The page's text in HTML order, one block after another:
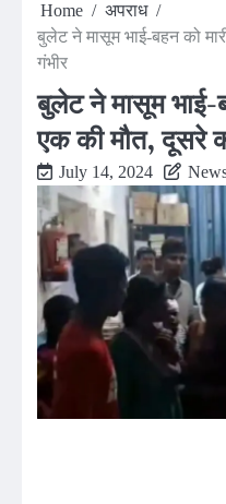
Home
अपराध
बुलेट ने मासूम भाई-बहन को
गंभीर
बुलेट ने मासूम भाई-
एक की मौत, दूसरे
July 14, 2024